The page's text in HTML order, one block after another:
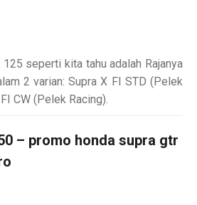
seperti kita tahu adalah Rajanya
2 varian: Supra X FI STD (Pelek
CW (Pelek Racing).
– promo honda supra gtr